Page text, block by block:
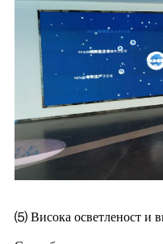
⑸ Висока осветленост и